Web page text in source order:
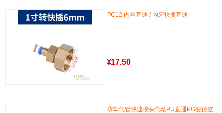
PC12 内丝直通 / 内牙快插直通
¥17.50
货车气管快速接头气动PU直通PG变径空